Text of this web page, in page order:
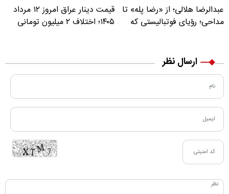
عبدالرضا هلالی؛ از «رضا پله» تا
مداحی؛ رؤیای فوتبالیستی که
قیمت دینار عراق امروز ۱۲ مرداد
۱۴۰۵؛ اختلاف ۲ میلیون تومانی
ارسال نظر